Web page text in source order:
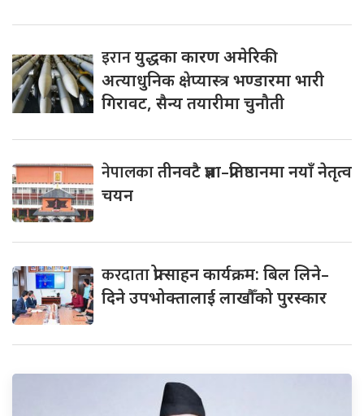
इरानयुद्धका कारण अमेरिकी
अत्याधुनिक क्षेप्यास्त्र भण्डारमा भारी
गिरावट, सैन्य तयारीमा चुनौती
नेपालकातीनवटै प्रज्ञा–प्रतिष्ठानमा नयाँ नेतृत्व
चयन
करदाताप्रोत्साहन कार्यक्रम: बिल लिने–
दिने उपभोक्तालाई लाखौँको पुरस्कार